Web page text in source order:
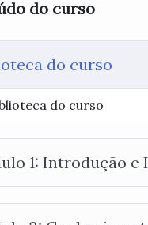
do curso
do curso
do curso
1: Introdução e